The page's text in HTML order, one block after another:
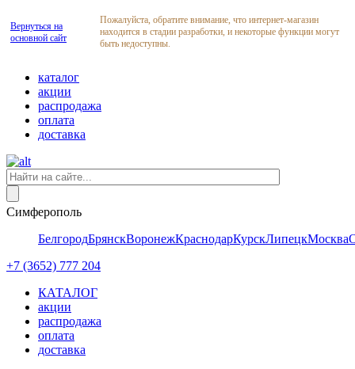
Вернуться на
основной сайт
Пожалуйста, обратите внимание, что интернет-магазин
находится в стадии разработки, и некоторые функции могут
быть недоступны.
каталог
акции
распродажа
оплата
доставка
Симферополь
БелгородБрянскВоронежКраснодарКурскЛипецкМосква
+7 (3652) 777 204
КАТАЛОГ
акции
распродажа
оплата
доставка